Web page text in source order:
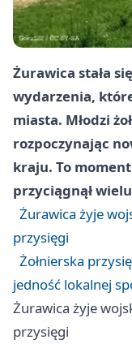
Żurawica stała
wydarzenia,
miasta. Młodzi
rozpoczynając
kraju. To
przyciągnął
Żurawica żyje
przysięgi
Żołnierska
jedność lokalnej
Żurawica żyje
przysięgi